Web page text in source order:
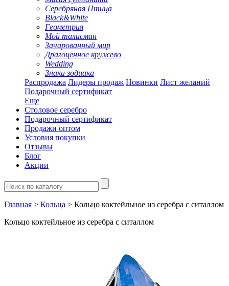
Серебряная Птица
Black&White
Геометрия
Мой талисман
Зачарованный мир
Драгоценное кружево
Wedding
Знаки зодиака
Распродажа Лидеры продаж Новинки Лист желаний
Подарочный сертификат
Еще
Столовое серебро
Подарочный сертификат
Продажи оптом
Условия покупки
Отзывы
Блог
Акции
Главная > Кольца > Кольцо коктейльное из серебра с ситаллом
Кольцо коктейльное из серебра с ситаллом